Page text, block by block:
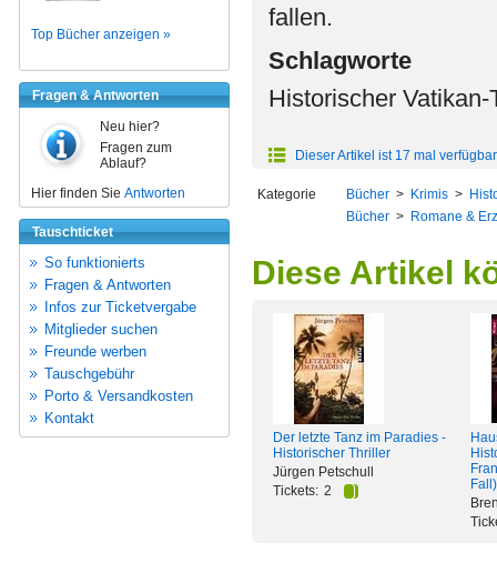
Top Bücher anzeigen »
Fragen & Antworten
Neu hier?
Fragen zum
Ablauf?
Hier finden Sie Antworten
Tauschticket
So funktionierts
Fragen & Antworten
Infos zur Ticketvergabe
Mitglieder suchen
Freunde werben
Tauschgebühr
Porto & Versandkosten
Kontakt
fallen.
Schlagworte
Historischer Vatikan-
Dieser Artikel ist 17 mal verfügbar
Kategorie Bücher > Krimis >
Bücher > Romane &
Diese Artikel
Der letzte Tanz im Paradies -
Historischer Thriller
Jürgen Petschull
Tickets: 2
Fall)